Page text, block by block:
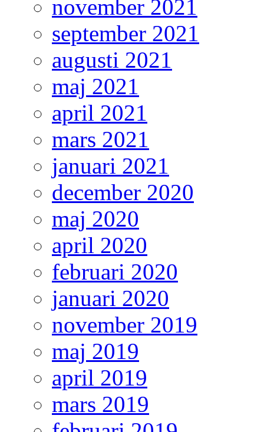
november 2021
september 2021
augusti 2021
maj 2021
april 2021
mars 2021
januari 2021
december 2020
maj 2020
april 2020
februari 2020
januari 2020
november 2019
maj 2019
april 2019
mars 2019